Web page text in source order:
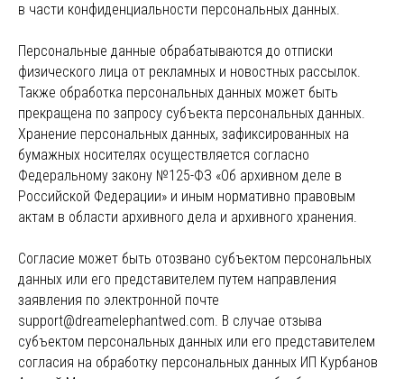
в части конфиденциальности персональных данных.
Персональные данные обрабатываются до отписки
физического лица от рекламных и новостных рассылок.
Также обработка персональных данных может быть
прекращена по запросу субъекта персональных данных.
Хранение персональных данных, зафиксированных на
бумажных носителях осуществляется согласно
Федеральному закону №125-ФЗ «Об архивном деле в
Российской Федерации» и иным нормативно правовым
актам в области архивного дела и архивного хранения.
Согласие может быть отозвано субъектом персональных
данных или его представителем путем направления
заявления по электронной почте
support@dreamelephantwed.com. В случае отзыва
субъектом персональных данных или его представителем
согласия на обработку персональных данных ИП Курбанов
Instagram, продукт компании Meta, которая признана экстремистской
ПОКУПАТЕЛЯМ
Подбор украшений под свадебное платье